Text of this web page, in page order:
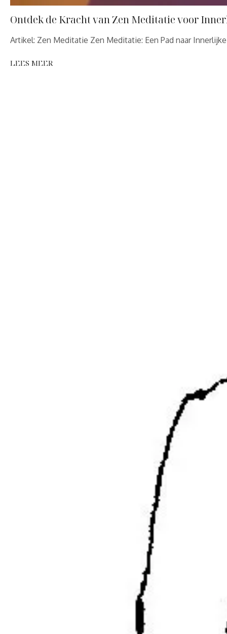
Ontdek de Kracht van Zen Meditatie voor
Artikel: Zen Meditatie Zen Meditatie: Een Pad naar
LEES MEER